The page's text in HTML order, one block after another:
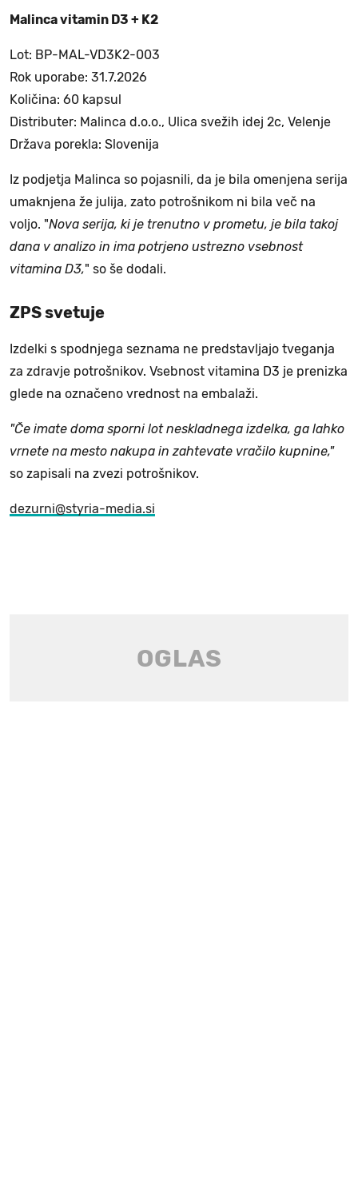
Malinca vitamin D3 + K2
Lot: BP-MAL-VD3K2-003
Rok uporabe: 31.7.2026
Količina: 60 kapsul
Distributer: Malinca d.o.o., Ulica svežih idej 2c, Velenje
Država porekla: Slovenija
Iz podjetja Malinca so pojasnili, da je bila omenjena serija
umaknjena že julija, zato potrošnikom ni bila več na
voljo. "Nova serija, ki je trenutno v prometu, je bila takoj
dana v analizo in ima potrjeno ustrezno vsebnost
vitamina D3," so še dodali.
ZPS svetuje
Izdelki s spodnjega seznama ne predstavljajo tveganja
za zdravje potrošnikov. Vsebnost vitamina D3 je prenizka
glede na označeno vrednost na embalaži.
"Če imate doma sporni lot neskladnega izdelka, ga lahko
vrnete na mesto nakupa in zahtevate vračilo kupnine,"
so zapisali na zvezi potrošnikov.
dezurni@styria-media.si